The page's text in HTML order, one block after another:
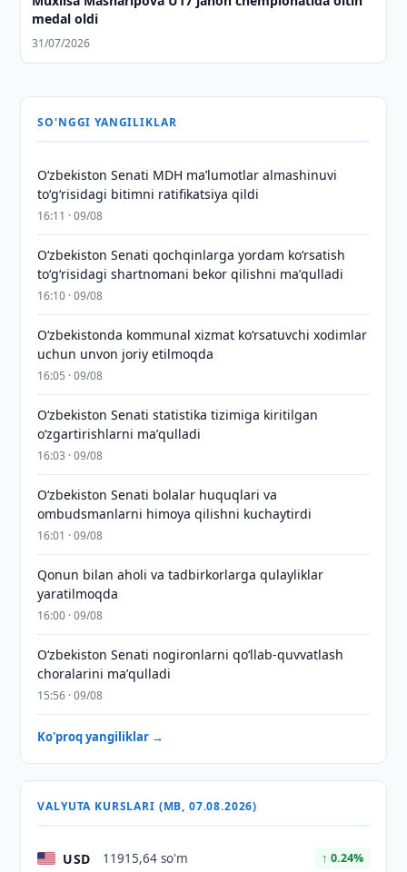
medal oldi
31/07/2026
SO'NGGI YANGILIKLAR
Oʻzbekiston Senati MDH maʼlumotlar almashinuvi
toʻgʻrisidagi bitimni ratifikatsiya qildi
16:11 · 09/08
Oʻzbekiston Senati qochqinlarga yordam koʻrsatish
toʻgʻrisidagi shartnomani bekor qilishni maʼqulladi
16:10 · 09/08
Oʻzbekistonda kommunal xizmat koʻrsatuvchi xodimlar
uchun unvon joriy etilmoqda
16:05 · 09/08
Oʻzbekiston Senati statistika tizimiga kiritilgan
oʻzgartirishlarni maʼqulladi
16:03 · 09/08
Oʻzbekiston Senati bolalar huquqlari va
ombudsmanlarni himoya qilishni kuchaytirdi
16:01 · 09/08
Qonun bilan aholi va tadbirkorlarga qulayliklar
yaratilmoqda
16:00 · 09/08
Oʻzbekiston Senati nogironlarni qoʻllab-quvvatlash
choralarini maʼqulladi
15:56 · 09/08
Ko'proq yangiliklar →
VALYUTA KURSLARI (MB, 07.08.2026)
USD 11915,64 so'm ↑ 0.24%